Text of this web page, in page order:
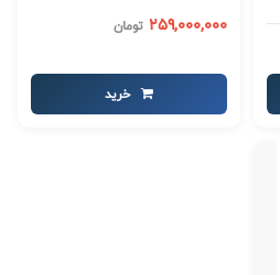
259,000,000 تومان
خرید